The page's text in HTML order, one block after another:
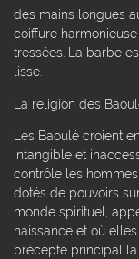
des mains longues
coiffure
tressées. La barbe
lisse.
La religion des
Les Baoulé croient
intangible et
contrôle les
dotés de pouvoirs
monde spirituel,
naissance et où
précepte principal